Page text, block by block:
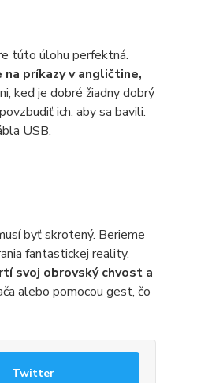
túto úlohu perfektná.
príkazy v angličtine,
keď je dobré žiadny dobrý
ich, aby sa bavili.
USB.
byť skrotený. Berieme
fantastickej reality.
svoj obrovský chvost a
alebo pomocou gest, čo
Twitter